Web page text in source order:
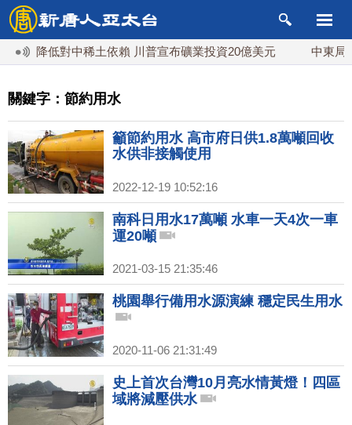
降低對中稀土依賴 川普宣布礦業投資20億美元 中東局
關鍵字：節約用水
籲節約用水 高市府日供1.8萬噸回收
水供非接觸使用
2022-12-19 10:52:16
南科日用水17萬噸 水車一天4次一車
運20噸
2021-03-15 21:35:46
桃園舉行備用水源演練 穩定民生用水
2020-11-06 21:31:49
史上首次台灣10月亮水情黃燈！四區
域將減壓供水